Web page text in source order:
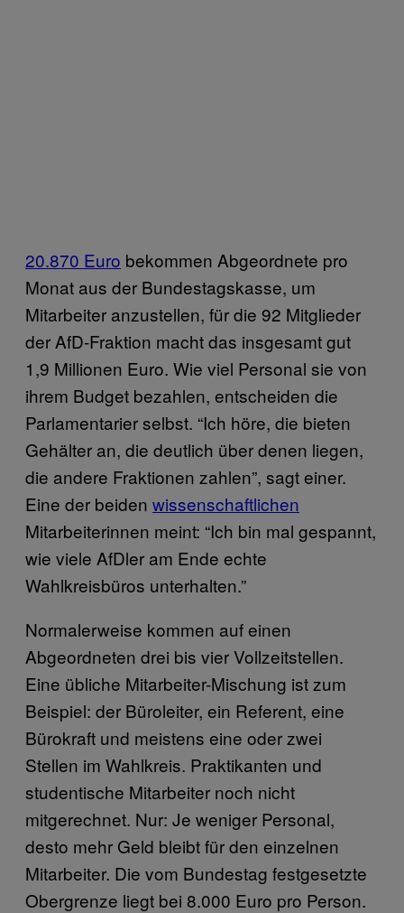
20.870 Euro bekommen Abgeordnete pro
Monat aus der Bundestagskasse, um
Mitarbeiter anzustellen, für die 92 Mitglieder
der AfD-Fraktion macht das insgesamt gut
1,9 Millionen Euro. Wie viel Personal sie von
ihrem Budget bezahlen, entscheiden die
Parlamentarier selbst. “Ich höre, die bieten
Gehälter an, die deutlich über denen liegen,
die andere Fraktionen zahlen”, sagt einer.
Eine der beiden wissenschaftlichen
Mitarbeiterinnen meint: “Ich bin mal gespannt,
wie viele AfDler am Ende echte
Wahlkreisbüros unterhalten.”
Normalerweise kommen auf einen
Abgeordneten drei bis vier Vollzeitstellen.
Eine übliche Mitarbeiter-Mischung ist zum
Beispiel: der Büroleiter, ein Referent, eine
Bürokraft und meistens eine oder zwei
Stellen im Wahlkreis. Praktikanten und
studentische Mitarbeiter noch nicht
mitgerechnet. Nur: Je weniger Personal,
desto mehr Geld bleibt für den einzelnen
Mitarbeiter. Die vom Bundestag festgesetzte
Obergrenze liegt bei 8.000 Euro pro Person.